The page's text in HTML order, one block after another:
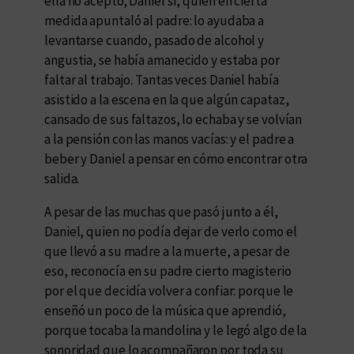
medida apuntaló al padre: lo ayudaba a
levantarse cuando, pasado de alcohol y
angustia, se había amanecido y estaba por
faltar al trabajo. Tantas veces Daniel había
asistido a la escena en la que algún capataz,
cansado de sus faltazos, lo echaba y se volvían
a la pensión con las manos vacías: y el padre a
beber y Daniel a pensar en cómo encontrar otra
salida.
A pesar de las muchas que pasó junto a él,
Daniel, quien no podía dejar de verlo como el
que llevó a su madre a la muerte, a pesar de
eso, reconocía en su padre cierto magisterio
por el que decidía volver a confiar: porque le
enseñó un poco de la música que aprendió,
porque tocaba la mandolina y le legó algo de la
sonoridad que lo acompañaron por toda su